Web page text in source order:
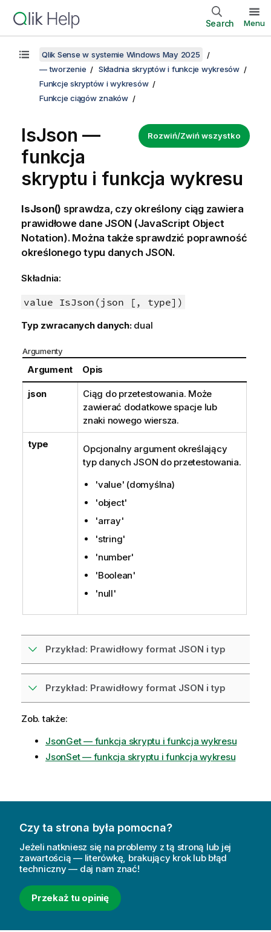
Search Menu
Qlik Sense w systemie Windows May 2025
— tworzenie
Składnia skryptów i funkcje wykresów
Funkcje skryptów i wykresów
Funkcje ciągów znaków
Rozwiń/Zwiń wszystko
IsJson —
funkcja
skryptu i funkcja wykresu
IsJson() sprawdza, czy określony ciąg zawiera
prawidłowe dane JSON (JavaScript Object
Notation). Można także sprawdzić poprawność
określonego typu danych JSON.
Składnia:
value IsJson(json [, type])
Typ zwracanych danych: dual
Argumenty
Argument Opis
json
Ciąg do przetestowania. Może
zawierać dodatkowe spacje lub
znaki nowego wiersza.
type
Opcjonalny argument określający
typ danych JSON do przetestowania.
'value' (domyślna)
'object'
'array'
'string'
'number'
'Boolean'
'null'
Przykład: Prawidłowy format JSON i typ
Przykład: Prawidłowy format JSON i typ
Zob. także:
JsonGet — funkcja skryptu i funkcja wykresu
JsonSet — funkcja skryptu i funkcja wykresu
Czy ta strona była pomocna?
Jeżeli natkniesz się na problemy z tą stroną lub jej
zawartością — literówkę, brakujący krok lub błąd
techniczny — daj nam znać!
Przekaż tu opinię